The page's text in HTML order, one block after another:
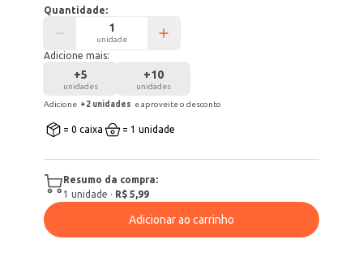
Quantidade:
unidade
Adicione mais:
+5
unidades
+10
unidades
Adicione +2 unidades e aproveite o desconto
= 0 caixa = 1 unidade
Resumo da compra:
1 unidade · R$ 5,99
Adicionar ao carrinho